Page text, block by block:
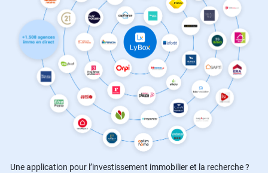
Une application pour l’investissement immobilier et la recherche ?